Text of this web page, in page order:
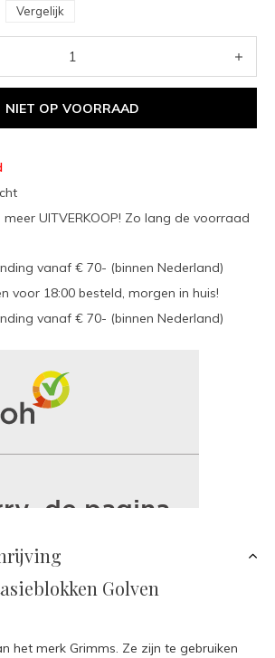
Vergelijk
NIET OP VOORRAAD
UITVERKOOP! Zo lang de voorraad
vanaf € 70- (binnen Nederland)
voor 18:00 besteld, morgen in huis!
vanaf € 70- (binnen Nederland)
Golven
het merk Grimms. Ze zijn te gebruiken